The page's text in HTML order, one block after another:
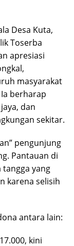
Desa Kuta,
Toserba
apresiasi
masyarakat
berharap
dan
sekitar.
pengunjung
Pantauan di
yang
karena selisih
antara lain:
kini